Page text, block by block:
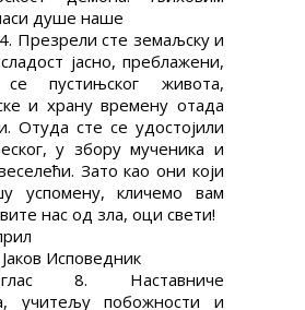
душе наше
Презрели сте земаљску и
јасно, преблажени,
пустињског живота,
и храну времену отада
Отуда сте се удостојили
у збору мученика и
Зато као они који
успомену, кличемо вам
нас од зла, оци свети!
Исповедник
8. Наставниче
учитељу побожности и